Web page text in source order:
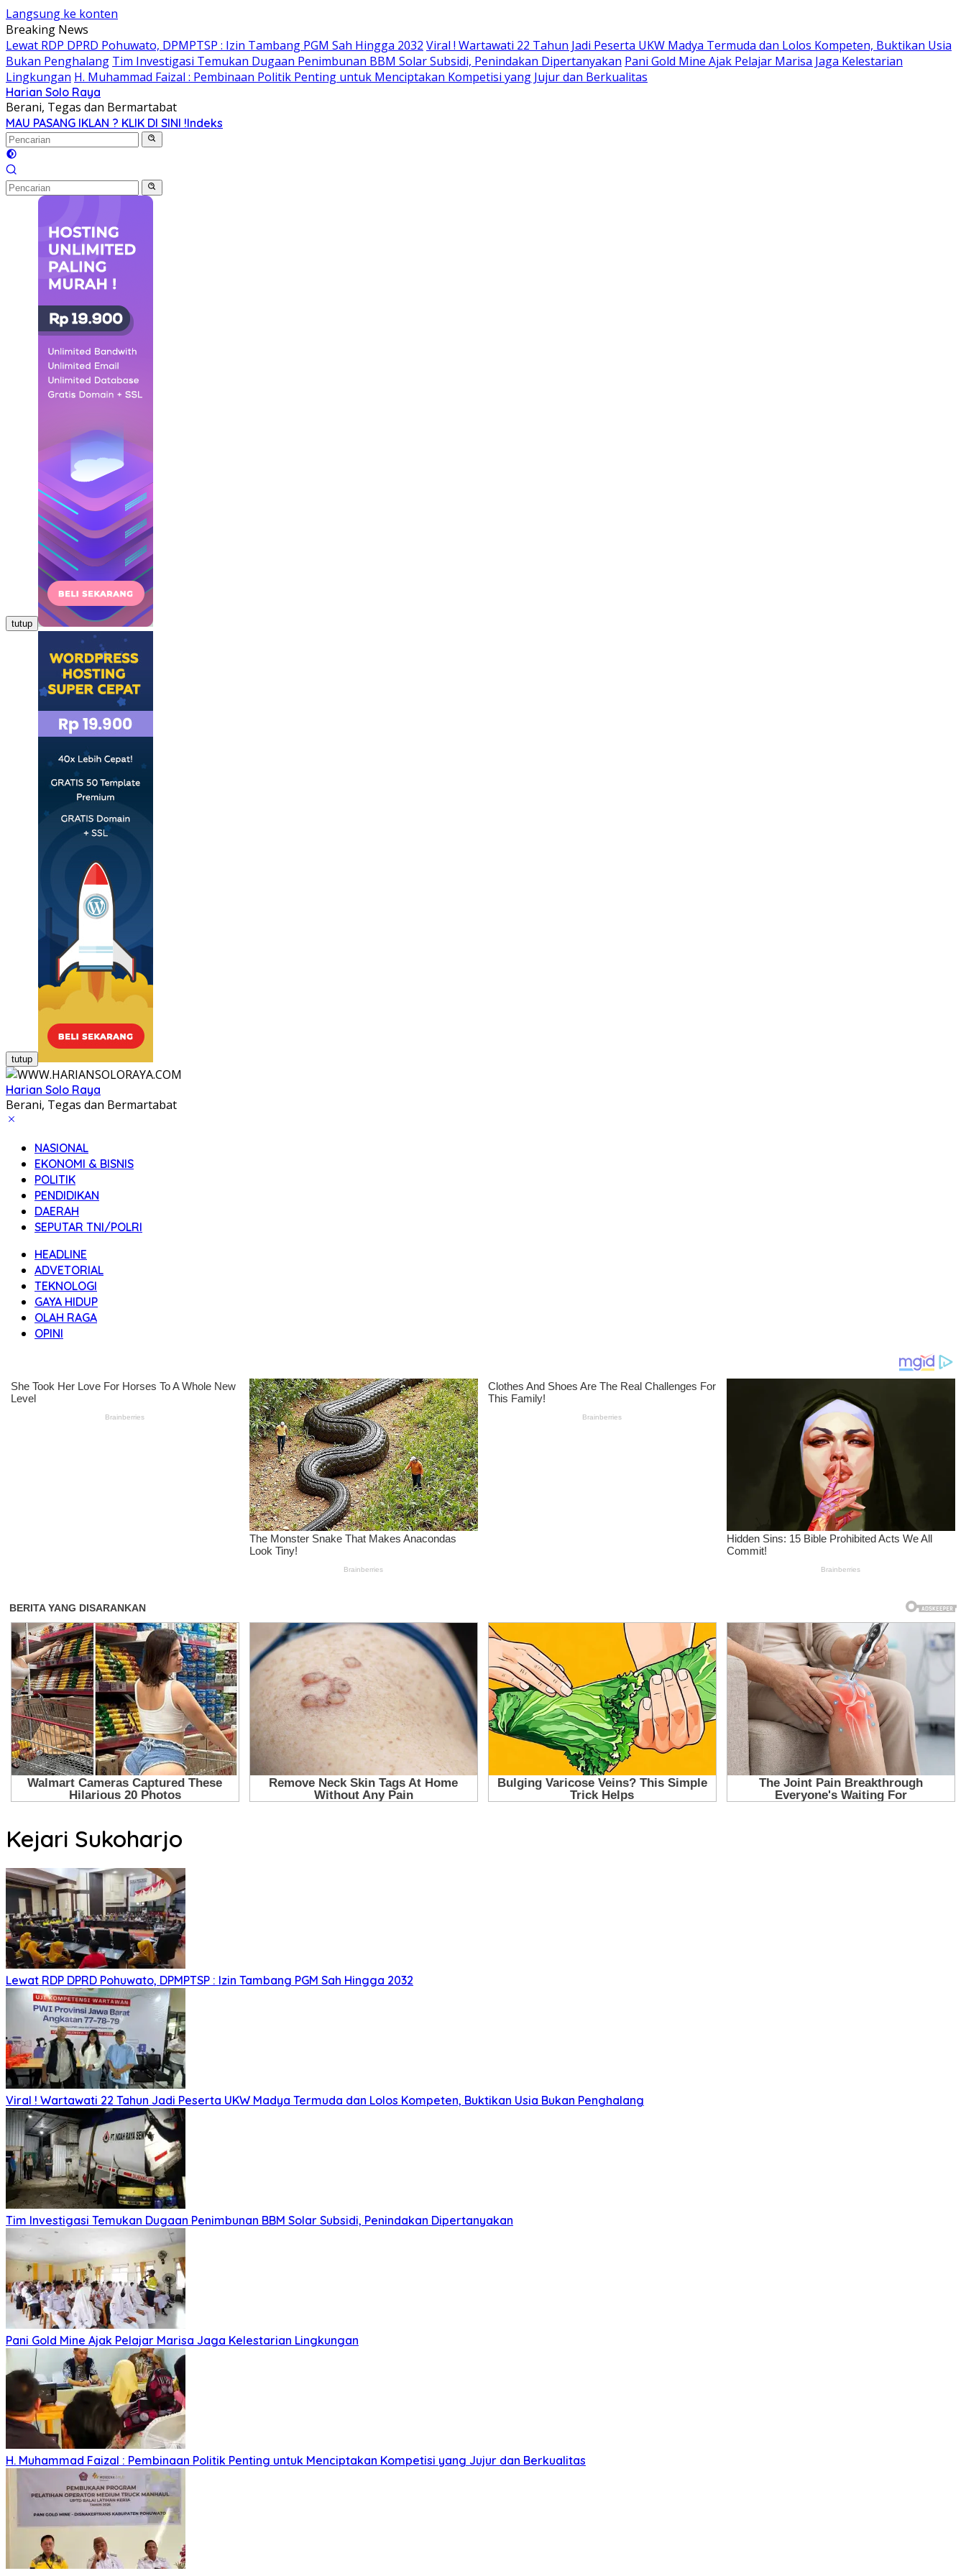
Langsung ke konten
Breaking News
Lewat RDP DPRD Pohuwato, DPMPTSP : Izin Tambang PGM Sah Hingga 2032 Viral ! Wartawati 22 Tahun Jadi Peserta UKW Madya Termuda dan Lolos Kompeten, Buktikan Usia
Bukan Penghalang Tim Investigasi Temukan Dugaan Penimbunan BBM Solar Subsidi, Penindakan Dipertanyakan Pani Gold Mine Ajak Pelajar Marisa Jaga Kelestarian
Lingkungan H. Muhammad Faizal : Pembinaan Politik Penting untuk Menciptakan Kompetisi yang Jujur dan Berkualitas
Harian Solo Raya
Berani, Tegas dan Bermartabat
MAU PASANG IKLAN ? KLIK DI SINI !Indeks
tutup
tutup
Harian Solo Raya
Berani, Tegas dan Bermartabat
NASIONAL
EKONOMI & BISNIS
POLITIK
PENDIDIKAN
DAERAH
SEPUTAR TNI/POLRI
HEADLINE
ADVETORIAL
TEKNOLOGI
GAYA HIDUP
OLAH RAGA
OPINI
Kejari Sukoharjo
Lewat RDP DPRD Pohuwato, DPMPTSP : Izin Tambang PGM Sah Hingga 2032
Viral ! Wartawati 22 Tahun Jadi Peserta UKW Madya Termuda dan Lolos Kompeten, Buktikan Usia Bukan Penghalang
Tim Investigasi Temukan Dugaan Penimbunan BBM Solar Subsidi, Penindakan Dipertanyakan
Pani Gold Mine Ajak Pelajar Marisa Jaga Kelestarian Lingkungan
H. Muhammad Faizal : Pembinaan Politik Penting untuk Menciptakan Kompetisi yang Jujur dan Berkualitas